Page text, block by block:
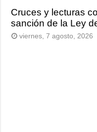
Cruces y lecturas
sanción de la Ley
viernes, 7 agosto, 2026